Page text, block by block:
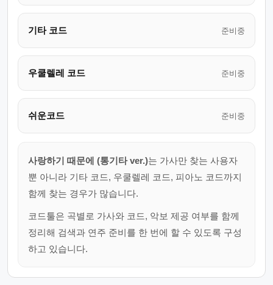
기타 코드 준비중
우쿨렐레 코드 준비중
쉬운코드 준비중
사랑하기 때문에 (통기타 ver.)는 가사만 찾는 사용자
뿐 아니라 기타 코드, 우쿨렐레 코드, 피아노 코드까지
함께 찾는 경우가 많습니다.
코드툴은 곡별로 가사와 코드, 악보 제공 여부를 함께
정리해 검색과 연주 준비를 한 번에 할 수 있도록 구성
하고 있습니다.